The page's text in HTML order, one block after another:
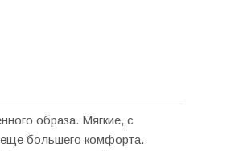
образа. Мягкие, с
большего комфорта.